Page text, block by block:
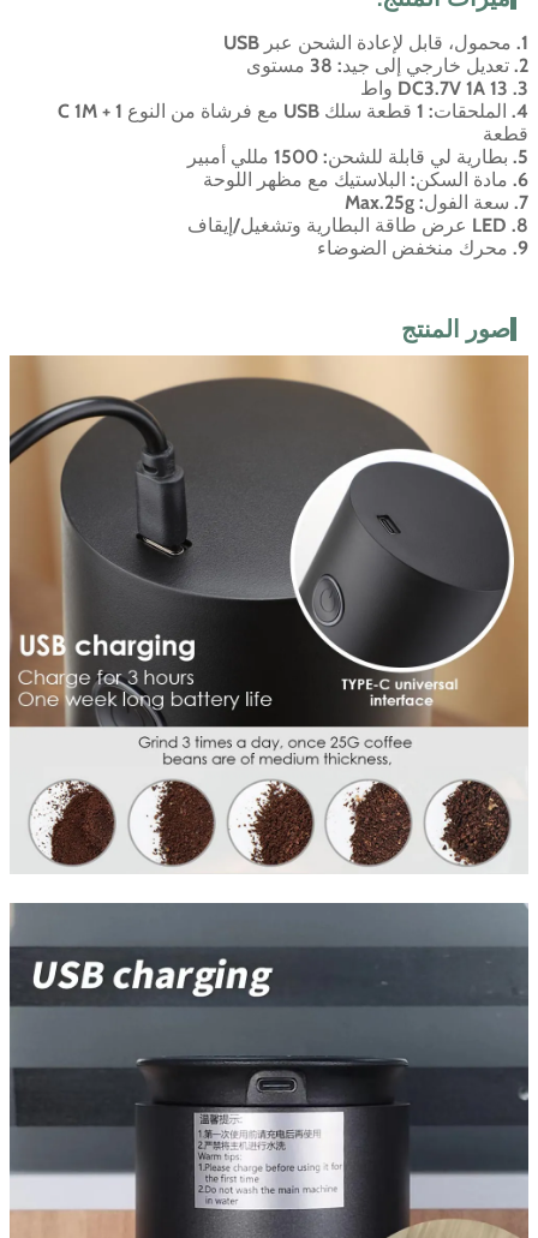
1. محمول، قابل لإعادة الشحن عبر USB
2. تعديل خارجي إلى جيد: 38 مستوى
3. DC3.7V 1A 13 واط
4. الملحقات: 1 قطعة سلك USB مع فرشاة من النوع C 1M + 1
قطعة
5. بطارية لي قابلة للشحن: 1500 مللي أمبير
6. مادة السكن: البلاستيك مع مظهر اللوحة
7. سعة الفول: Max.25g
8. LED عرض طاقة البطارية وتشغيل/إيقاف
9. محرك منخفض الضوضاء
صور المنتج